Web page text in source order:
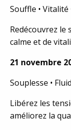
Souffle • Vitalité
Redécouvrez le
calme et de
21 novembre
Souplesse •
Libérez les
améliorez la